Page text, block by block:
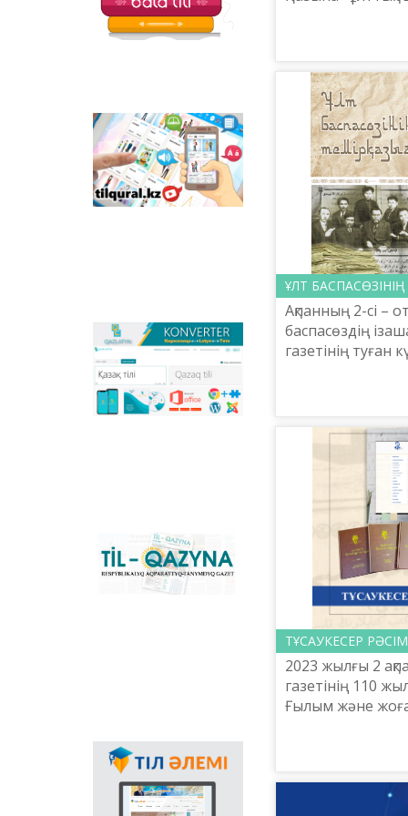
балаларға арналған
қызықты тапсырмалар
мен қазақ тіліндегі
Tilqural.kz –
мемлекеттік тілді
деңгейлеп үйренуге
арналған веб-
сервис. Сайтта А1
Qazlatyn.kz –
мәтіндерді кирилден
латынға және төте
жазуға онлайн түрде
сәйкестендіретін
бағдарламасының
Windows-қа арналған
offline-нұсқасын, MS
Office пакетіне
«Til-Qazyna»
республикалық
ақпараттық-танымдық
Мемлекеттік тілдің
қолданыс аясының
кеңеюінде ғаламтор
арқылы тілді
қазақ әдебиеті...
ҰЛТ
Ақпанның 2-сі –
баспа­сөздің
газетінің туған
жүріп...
ТҰСАУКЕСЕР
2023 жылғы 2
газетінің 110
Ғылым және